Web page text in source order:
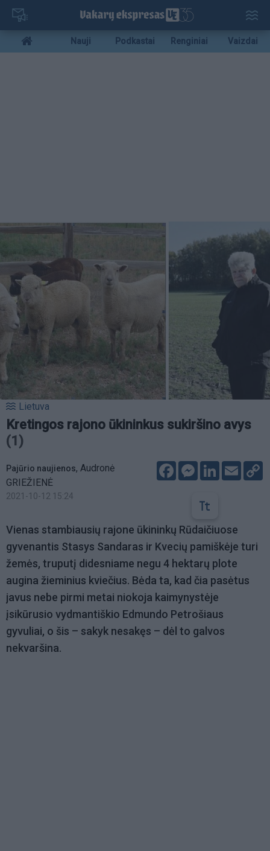
Pereiti
pagrindinį
turinį
Mobile
menu
Nauji Podkastai Renginiai Vaizdai
Lietuva
Kretingos rajono ūkininkus sukiršino avys
(1)
Pajūrio naujienos, Audronė
GRIEŽIENĖ
2021-10-12 15:24
FacebookMessenger
LinkedIn
Email
Vienas stambiausių rajone ūkininkų Rūdaičiuose
gyvenantis Stasys Sandaras ir Kvecių pamiškėje turi
žemės, truputį didesniame negu 4 hektarų plote
augina žieminius kviečius. Bėda ta, kad čia pasėtus
javus nebe pirmi metai niokoja kaimynystėje
įsikūrusio vydmantiškio Edmundo Petrošiaus
gyvuliai, o šis – sakyk nesakęs – dėl to galvos
nekvaršina.